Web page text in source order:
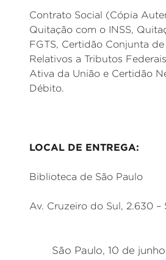
Contrato Social (Cópia
Quitação com o INSS,
FGTS, Certidão Conjunta
Relativos a Tributos
Ativa da União e Certidão
Débito.
LOCAL DE ENTREGA:
Biblioteca de São Paulo
Av. Cruzeiro do Sul, 2.630 –
São Paulo, 10 de